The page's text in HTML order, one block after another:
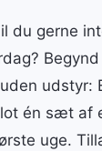
du gerne
Begynd
udstyr:
én sæt af
uge.